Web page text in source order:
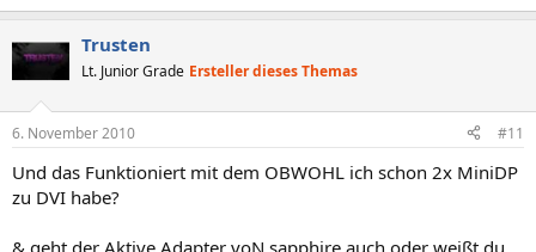
Trusten
Lt. Junior Grade Ersteller dieses Themas
6. November 2010 #11
Und das Funktioniert mit dem OBWOHL ich schon 2x MiniDP
zu DVI habe?
& geht der Aktive Adapter voN sapphire auch oder weißt du